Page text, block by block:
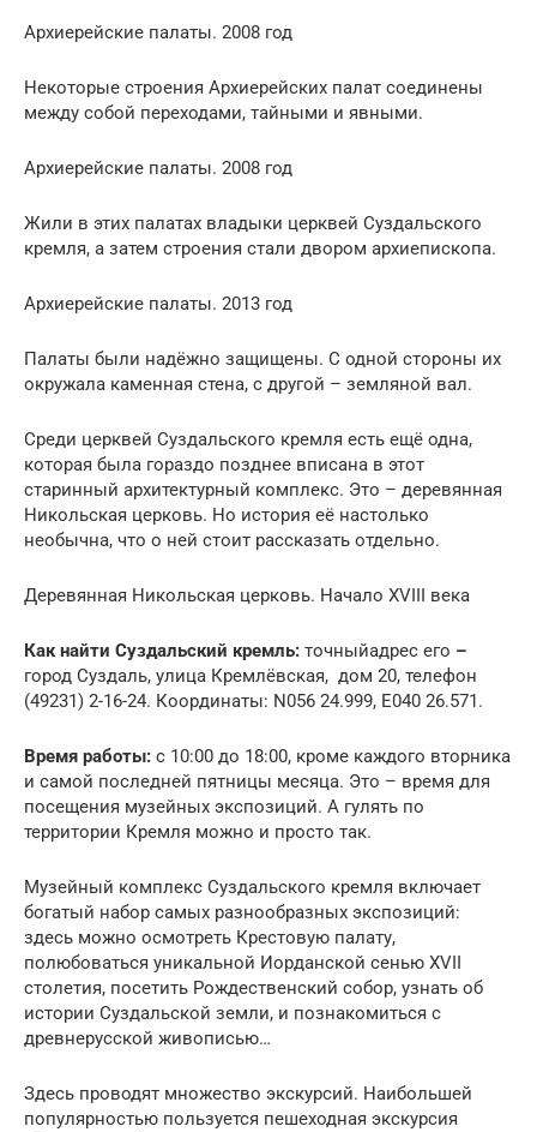
Архиерейские палаты. 2008 год
Некоторые строения Архиерейских палат соединены
между собой переходами, тайными и явными.
Архиерейские палаты. 2008 год
Жили в этих палатах владыки церквей Суздальского
кремля, а затем строения стали двором архиепископа.
Архиерейские палаты. 2013 год
Палаты были надёжно защищены. С одной стороны их
окружала каменная стена, с другой – земляной вал.
Среди церквей Суздальского кремля есть ещё одна,
которая была гораздо позднее вписана в этот
старинный архитектурный комплекс. Это – деревянная
Никольская церковь. Но история её настолько
необычна, что о ней стоит рассказать отдельно.
Деревянная Никольская церковь. Начало XVIII века
Как найти Суздальский кремль: точныйадрес его –
город Суздаль, улица Кремлёвская, дом 20, телефон
(49231) 2-16-24. Координаты: N056 24.999, E040 26.571.
Время работы: с 10:00 до 18:00, кроме каждого вторника
и самой последней пятницы месяца. Это – время для
посещения музейных экспозиций. А гулять по
территории Кремля можно и просто так.
Музейный комплекс Суздальского кремля включает
богатый набор самых разнообразных экспозиций:
здесь можно осмотреть Крестовую палату,
полюбоваться уникальной Иорданской сенью XVII
столетия, посетить Рождественский собор, узнать об
истории Суздальской земли, и познакомиться с
древнерусской живописью…
Здесь проводят множество экскурсий. Наибольшей
популярностью пользуется пешеходная экскурсия